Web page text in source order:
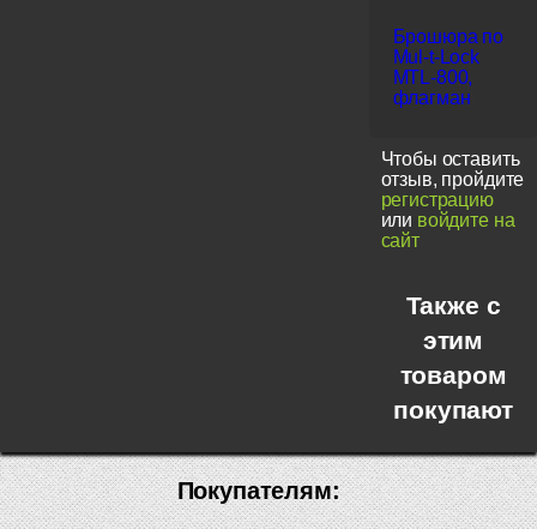
Брошюра по
Mul-t-Lock
MTL-800,
флагман
Чтобы оставить
отзыв, пройдите
регистрацию
или войдите на
сайт
Также с
этим
товаром
покупают
Покупателям: